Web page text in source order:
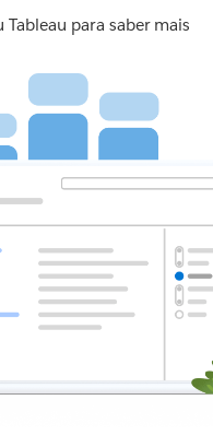
Tableau para saber mais